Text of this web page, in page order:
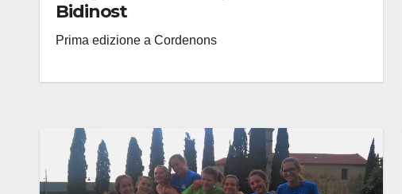
Bidinost
Prima edizione a Cordenons